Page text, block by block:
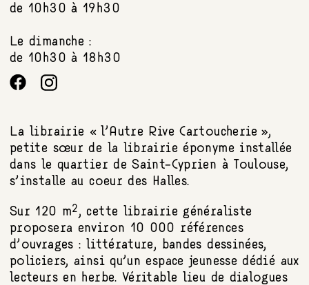
de 10h30 à 19h30
Le dimanche :
de 10h30 à 18h30
La librairie « l’Autre Rive Cartoucherie »,
petite sœur de la librairie éponyme installée
dans le quartier de Saint-Cyprien à Toulouse,
s’installe au coeur des Halles.
Sur 120 m2 , cette librairie généraliste
proposera environ 10 000 références
d’ouvrages : littérature, bandes dessinées,
policiers, ainsi qu’un espace jeunesse dédié aux
lecteurs en herbe. Véritable lieu de dialogues